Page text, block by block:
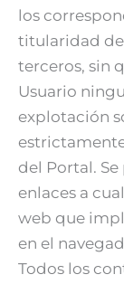
los
titularidad de
terceros, sin
Usuario
explotación
del Portal.
enlaces a
web que
en el
Todos los